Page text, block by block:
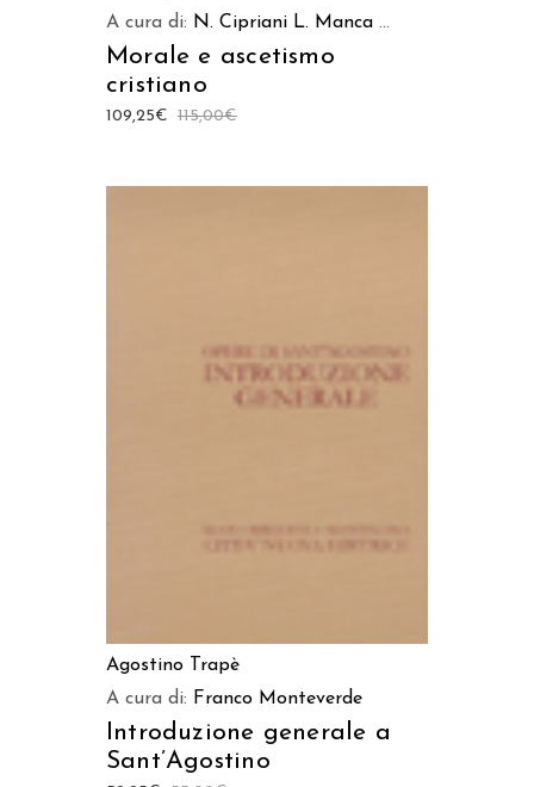
A cura di: N. Cipriani L. Manca ...
Morale e ascetismo
cristiano
115,00€
109,25€
Agostino Trapè
A cura di: Franco Monteverde
Introduzione generale a
Sant’Agostino